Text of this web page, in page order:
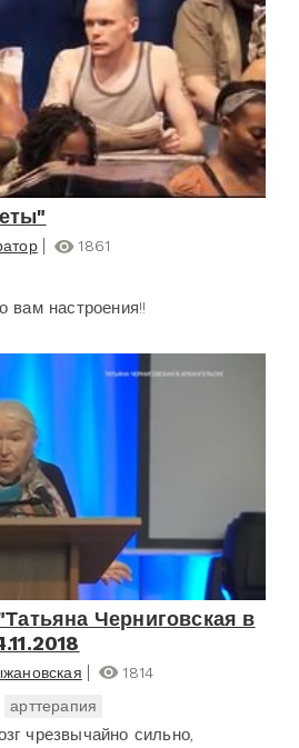
1861
вам настроения!!
Черниговская в
1814
арттерапия
чрезвычайно сильно,